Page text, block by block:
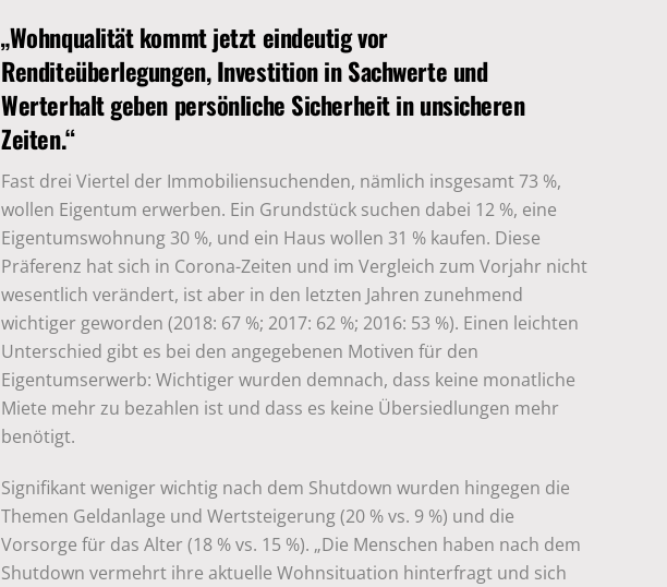
„Wohnqualität kommt jetzt eindeutig vor
Renditeüberlegungen, Investition in Sachwerte und
Werterhalt geben persönliche Sicherheit in unsicheren
Zeiten.“
Fast drei Viertel der Immobiliensuchenden, nämlich insgesamt 73 %,
wollen Eigentum erwerben. Ein Grundstück suchen dabei 12 %, eine
Eigentumswohnung 30 %, und ein Haus wollen 31 % kaufen. Diese
Präferenz hat sich in Corona-Zeiten und im Vergleich zum Vorjahr nicht
wesentlich verändert, ist aber in den letzten Jahren zunehmend
wichtiger geworden (2018: 67 %; 2017: 62 %; 2016: 53 %). Einen leichten
Unterschied gibt es bei den angegebenen Motiven für den
Eigentumserwerb: Wichtiger wurden demnach, dass keine monatliche
Miete mehr zu bezahlen ist und dass es keine Übersiedlungen mehr
benötigt.
Signifikant weniger wichtig nach dem Shutdown wurden hingegen die
Themen Geldanlage und Wertsteigerung (20 % vs. 9 %) und die
Vorsorge für das Alter (18 % vs. 15 %). „Die Menschen haben nach dem
Shutdown vermehrt ihre aktuelle Wohnsituation hinterfragt und sich